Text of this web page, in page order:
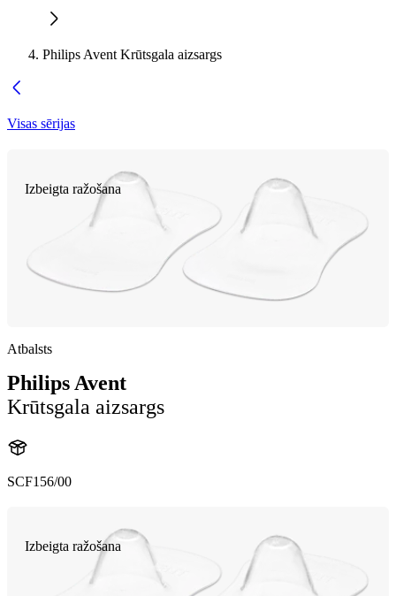
Philips Avent Krūtsgala aizsargs
Visas sērijas
Izbeigta ražošana
Atbalsts
Philips Avent
Krūtsgala aizsargs
SCF156/00
Izbeigta ražošana